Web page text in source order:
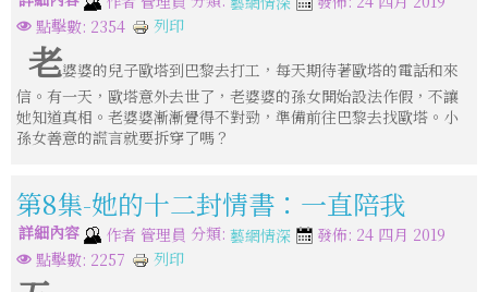
點擊數: 2354
列印
老婆婆的兒子歐塔到巴黎去打工，每天期待著歐塔的電話和來
信。有一天，歐塔意外去世了，老婆婆的孫女開始設法作假，不讓
她知道真相。老婆婆漸漸覺得不對勁，準備前往巴黎去找歐塔。小
孫女善意的謊言就要拆穿了嗎？
第8集-她的十二封情書：一直陪我
詳細內容 作者 管理員 分類: 藝網情深
發佈: 24 四月 2019
點擊數: 2257
列印